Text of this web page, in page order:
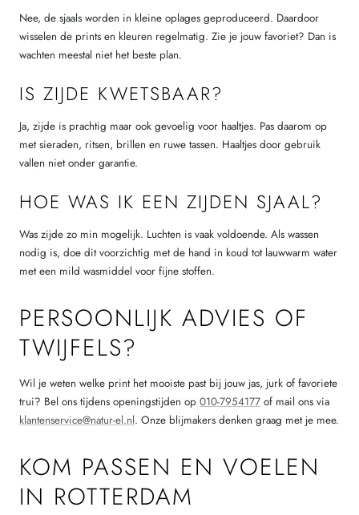
Nee, de sjaals worden in kleine oplages geproduceerd. Daardoor
wisselen de prints en kleuren regelmatig. Zie je jouw favoriet? Dan is
wachten meestal niet het beste plan.
IS ZIJDE KWETSBAAR?
Ja, zijde is prachtig maar ook gevoelig voor haaltjes. Pas daarom op
met sieraden, ritsen, brillen en ruwe tassen. Haaltjes door gebruik
vallen niet onder garantie.
HOE WAS IK EEN ZIJDEN SJAAL?
Was zijde zo min mogelijk. Luchten is vaak voldoende. Als wassen
nodig is, doe dit voorzichtig met de hand in koud tot lauwwarm water
met een mild wasmiddel voor fijne stoffen.
PERSOONLIJK ADVIES OF
TWIJFELS?
Wil je weten welke print het mooiste past bij jouw jas, jurk of favoriete
trui? Bel ons tijdens openingstijden op 010-7954177 of mail ons via
klantenservice@natur-el.nl. Onze blijmakers denken graag met je mee.
KOM PASSEN EN VOELEN
IN ROTTERDAM